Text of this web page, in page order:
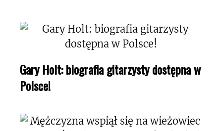
Gary Holt: biografia gitarzysty dostępna w
Polsce!